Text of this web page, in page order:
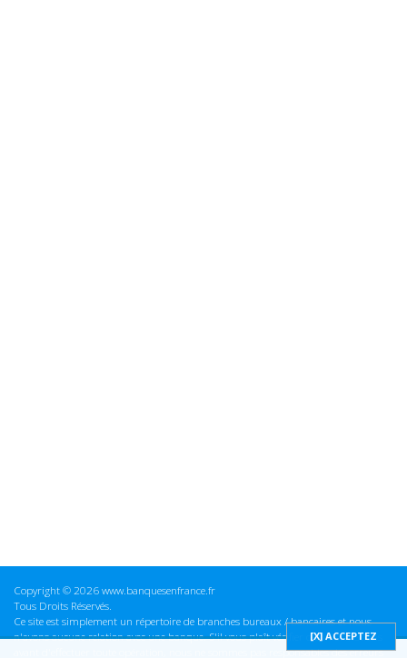
Copyright © 2026 www.banquesenfrance.fr
Tous Droits Réservés.
Ce site est simplement un répertoire de branches bureaux / bancaires et nous
n'avons aucune relation avec une banque. S'il vous plaît vérifier ces informations
avant d'effectuer toute opération, nous ne sommes pas responsables des erreurs